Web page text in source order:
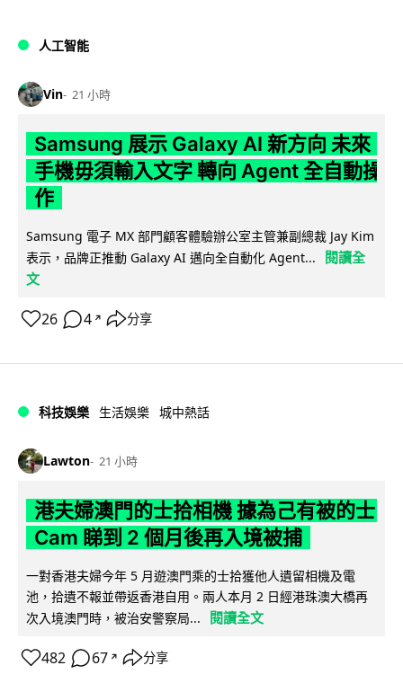
人工智能
Vin 21 小時
Samsung 展示 Galaxy AI 新方向 未來
手機毋須輸入文字 轉向 Agent 全自動操
作
Samsung 電子 MX 部門顧客體驗辦公室主管兼副總裁 Jay Kim
表示，品牌正推動 Galaxy AI 邁向全自動化 Agent...
閱讀全
文
26 4 ↗ 分享
科技娛樂 生活娛樂 城中熱話
Lawton 21 小時
港夫婦澳門的士拾相機 據為己有被的士
Cam 睇到 2 個月後再入境被捕
一對香港夫婦今年 5 月遊澳門乘的士拾獲他人遺留相機及電
池，拾遺不報並帶返香港自用。兩人本月 2 日經港珠澳大橋再
次入境澳門時，被治安警察局...
閱讀全文
482 67 ↗ 分享